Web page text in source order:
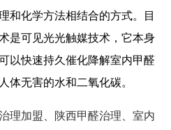
和化学方法相结合的方式。目
是可见光光触媒技术，它本身
以快速持久催化降解室内甲醛
体无害的水和二氧化碳。
理加盟、陕西甲醛治理、室内